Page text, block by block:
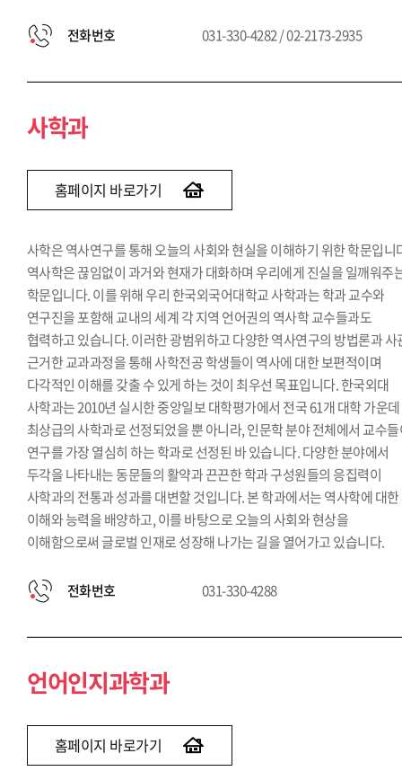
전화번호 031-330-4282 / 02-2173-2935
사학과
홈페이지 바로가기
사학은 역사연구를 통해 오늘의 사회와 현실을 이해하기 위한 학문입니
역사학은 끊임없이 과거와 현재가 대화하며 우리에게 진실을 일깨워주
학문입니다. 이를 위해 우리 한국외국어대학교 사학과는 학과 교수와
연구진을 포함해 교내의 세계 각 지역 언어권의 역사학 교수들과도
협력하고 있습니다. 이러한 광범위하고 다양한 역사연구의 방법론과 사
근거한 교과과정을 통해 사학전공 학생들이 역사에 대한 보편적이며
다각적인 이해를 갖출 수 있게 하는 것이 최우선 목표입니다. 한국외대
사학과는 2010년 실시한 중앙일보 대학평가에서 전국 61개 대학 가운데
최상급의 사학과로 선정되었을 뿐 아니라, 인문학 분야 전체에서 교수
연구를 가장 열심히 하는 학과로 선정된 바 있습니다. 다양한 분야에서
두각을 나타내는 동문들의 활약과 끈끈한 학과 구성원들의 응집력이
사학과의 전통과 성과를 대변할 것입니다. 본 학과에서는 역사학에 대한
이해와 능력을 배양하고, 이를 바탕으로 오늘의 사회와 현상을
이해함으로써 글로벌 인재로 성장해 나가는 길을 열어가고 있습니다.
전화번호 031-330-4288
언어인지과학과
홈페이지 바로가기